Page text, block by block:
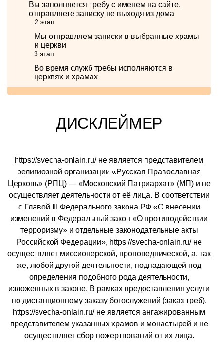
Вы заполняется требу с именем на сайте,
отправляете записку не выходя из дома
2 этап
Мы отправляем записки в выбранные храмы
и церкви
3 этап
Во время служб требы исполняются в
церквях и храмах
ДИСКЛЕЙМЕР
https://svecha-onlain.ru/ не является представителем
религиозной организации «Русская Православная
Церковь» (РПЦ) — «Московский Патриархат» (МП) и не
осуществляет деятельности от её лица. В соответствии
с Главой III Федерального закона РФ «О внесении
изменений в Федеральный закон «О противодействии
терроризму» и отдельные законодательные акты
Российской Федерации», https://svecha-onlain.ru/ не
осуществляет миссионерской, проповеднической, а, так
же, любой другой деятельности, подпадающей под
определения подобного рода деятельности,
изложенных в законе. В рамках предоставления услуги
по дистанционному заказу богослужений (заказ треб),
https://svecha-onlain.ru/ не является ангажированным
представителем указанных храмов и монастырей и не
осуществляет сбор пожертвований от их лица.